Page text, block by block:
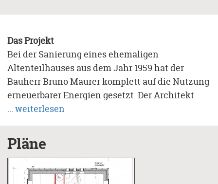
Das Projekt
Bei der Sanierung eines ehemaligen
Altenteilhauses aus dem Jahr 1959 hat der
Bauherr Bruno Maurer komplett auf die Nutzung
erneuerbarer Energien gesetzt. Der Architekt
führte die Planung selbst durch. Sein Ziel war es,
den Wärmeenergieverbrauch des Gebäudes
komplett über Sonnenenergie und
nachwachsende Rohstoffe zu decken. Dies
sollte durch den Umbau zu einem
Luftkollektorhaus gelingen – wodurch der
... weiterlesen
Pläne